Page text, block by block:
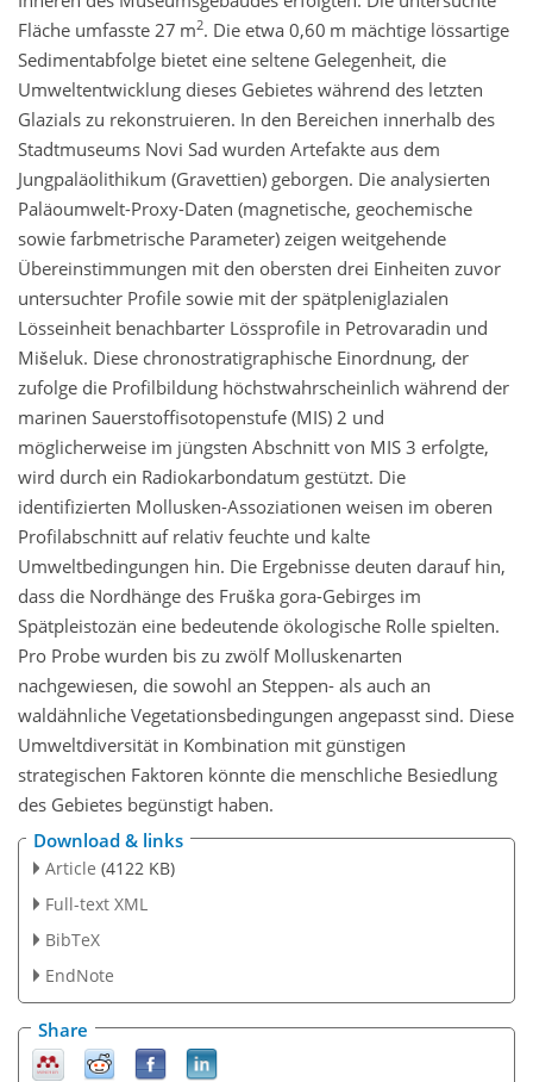
Fläche umfasste 27 m2. Die etwa 0,60 m mächtige lössartige
Sedimentabfolge bietet eine seltene Gelegenheit, die
Umweltentwicklung dieses Gebietes während des letzten
Glazials zu rekonstruieren. In den Bereichen innerhalb des
Stadtmuseums Novi Sad wurden Artefakte aus dem
Jungpaläolithikum (Gravettien) geborgen. Die analysierten
Paläoumwelt-Proxy-Daten (magnetische, geochemische
sowie farbmetrische Parameter) zeigen weitgehende
Übereinstimmungen mit den obersten drei Einheiten zuvor
untersuchter Profile sowie mit der spätpleniglazialen
Lösseinheit benachbarter Lössprofile in Petrovaradin und
Mišeluk. Diese chronostratigraphische Einordnung, der
zufolge die Profilbildung höchstwahrscheinlich während der
marinen Sauerstoffisotopenstufe (MIS) 2 und
möglicherweise im jüngsten Abschnitt von MIS 3 erfolgte,
wird durch ein Radiokarbondatum gestützt. Die
identifizierten Mollusken-Assoziationen weisen im oberen
Profilabschnitt auf relativ feuchte und kalte
Umweltbedingungen hin. Die Ergebnisse deuten darauf hin,
dass die Nordhänge des Fruška gora-Gebirges im
Spätpleistozän eine bedeutende ökologische Rolle spielten.
Pro Probe wurden bis zu zwölf Molluskenarten
nachgewiesen, die sowohl an Steppen- als auch an
waldähnliche Vegetationsbedingungen angepasst sind. Diese
Umweltdiversität in Kombination mit günstigen
strategischen Faktoren könnte die menschliche Besiedlung
des Gebietes begünstigt haben.
Download & links
Article (4122 KB)
Full-text XML
BibTeX
EndNote
Share